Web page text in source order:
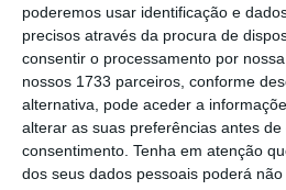
poderemos usar identificação e
precisos através da procura de
consentir o processamento por
nossos 1733 parceiros, conforme
alternativa, pode aceder a
alterar as suas preferências antes
consentimento. Tenha em atenção
dos seus dados pessoais poderá
ano passado, o impacto da
do crescimento intra-
na primeira metade do
investimento, é superior.